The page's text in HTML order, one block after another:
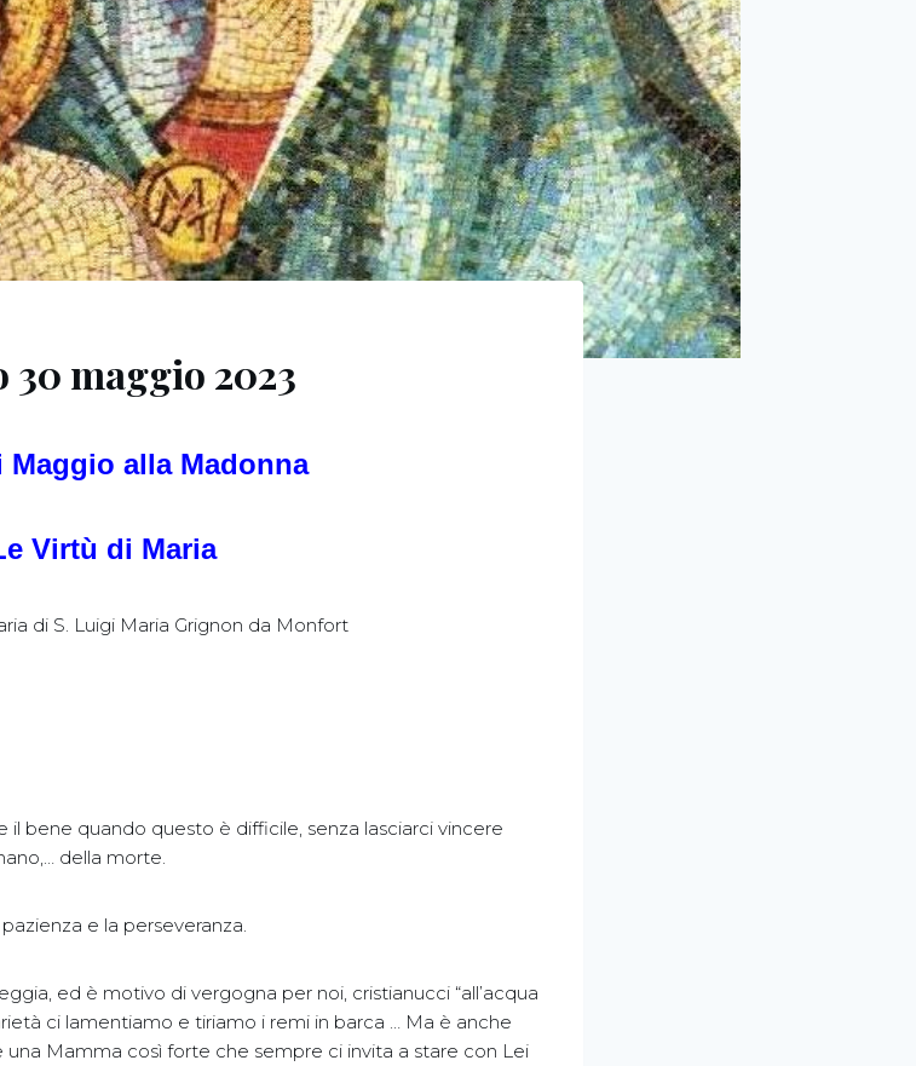
maggio 2023
Maggio alla Madonna
Virtù di Maria
di S. Luigi Maria Grignon da Monfort
il bene quando questo è difficile, senza lasciarci vincere
della morte.
e la perseveranza.
ed è motivo di vergogna per noi, cristianucci “all’acqua
ci lamentiamo e tiriamo i remi in barca … Ma è anche
Mamma così forte che sempre ci invita a stare con Lei